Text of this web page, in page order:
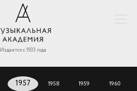
Издается с 1933 года
1957 1958 1959 1960